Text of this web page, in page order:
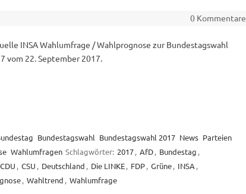
0 Kommentare
INSA Wahlumfrage / Wahlprognose zur Bundestagswahl
vom 22. September 2017.
Bundestagswahl Bundestagswahl 2017 News Parteien
Wahlumfragen Schlagwörter: 2017, AfD, Bundestag ,
CDU , CSU , Deutschland , Die LINKE, FDP, Grüne, INSA ,
, Wahltrend , Wahlumfrage